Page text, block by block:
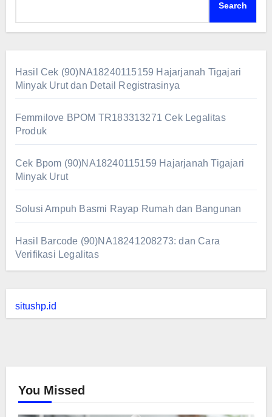
Search
Hasil Cek (90)NA18240115159 Hajarjanah Tigajari
Minyak Urut dan Detail Registrasinya
Femmilove BPOM TR183313271 Cek Legalitas
Produk
Cek Bpom (90)NA18240115159 Hajarjanah Tigajari
Minyak Urut
Solusi Ampuh Basmi Rayap Rumah dan Bangunan
Hasil Barcode (90)NA18241208273: dan Cara
Verifikasi Legalitas
situshp.id
You Missed